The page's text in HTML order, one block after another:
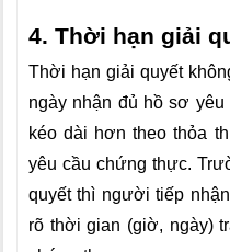
4. Thời hạn giải
Thời hạn giải quyết
ngày nhận đủ hồ sơ
kéo dài hơn theo thỏa
yêu cầu chứng thực.
quyết thì người tiếp
rõ thời gian (giờ, ngày)